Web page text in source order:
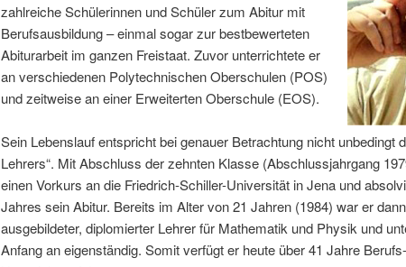
zahlreiche Schülerinnen und Schüler zum Abitur mit
Berufsausbildung – einmal sogar zur bestbewerteten
Abiturarbeit im ganzen Freistaat. Zuvor unterrichtete er
an verschiedenen Polytechnischen Oberschulen (POS)
und zeitweise an einer Erweiterten Oberschule (EOS).
Sein Lebenslauf entspricht bei genauer Betrachtung nicht unbedingt
Lehrers“. Mit Abschluss der zehnten Klasse (Abschlussjahrgang
einen Vorkurs an die Friedrich-Schiller-Universität in Jena und
Jahres sein Abitur. Bereits im Alter von 21 Jahren (1984) war er
ausgebildeter, diplomierter Lehrer für Mathematik und Physik und
Anfang an eigenständig. Somit verfügt er heute über 41 Jahre